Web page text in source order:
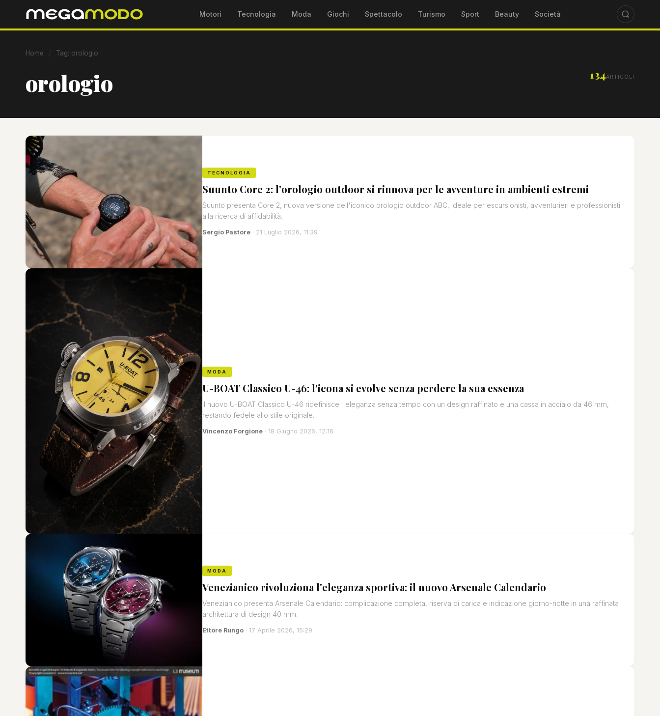
Motori Tecnologia Moda Giochi Spettacolo Turismo Sport Beauty Società
Home Tag: orologio
orologio 134ARTICOLI
TECNOLOGIA
Suunto Core 2: l'orologio outdoor si rinnova per le avventure in ambienti estremi
Suunto presenta Core 2, nuova versione dell'iconico orologio outdoor ABC, ideale per escursionisti, avventurieri e professionisti
alla ricerca di affidabilità.
Sergio Pastore · 21 Luglio 2026, 11:39
MODA
U-BOAT Classico U-46: l'icona si evolve senza perdere la sua essenza
Il nuovo U-BOAT Classico U-46 ridefinisce l'eleganza senza tempo con un design raffinato e una cassa in acciaio da 46 mm,
restando fedele allo stile originale.
Vincenzo Forgione · 18 Giugno 2026, 12:16
MODA
Venezianico rivoluziona l'eleganza sportiva: il nuovo Arsenale Calendario
Venezianico presenta Arsenale Calendario: complicazione completa, riserva di carica e indicazione giorno-notte in una raffinata
architettura di design 40 mm.
Ettore Rungo · 17 Aprile 2026, 15:29